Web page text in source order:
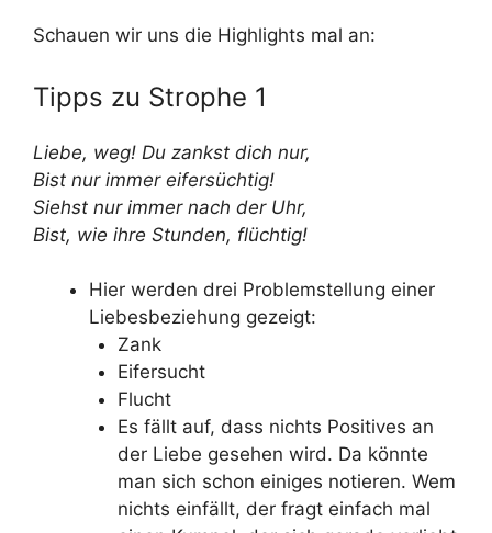
Schauen wir uns die Highlights mal an:
Tipps zu Strophe 1
Liebe, weg! Du zankst dich nur,
Bist nur immer eifersüchtig!
Siehst nur immer nach der Uhr,
Bist, wie ihre Stunden, flüchtig!
Hier werden drei Problemstellung einer
Liebesbeziehung gezeigt:
Zank
Eifersucht
Flucht
Es fällt auf, dass nichts Positives an
der Liebe gesehen wird. Da könnte
man sich schon einiges notieren. Wem
nichts einfällt, der fragt einfach mal